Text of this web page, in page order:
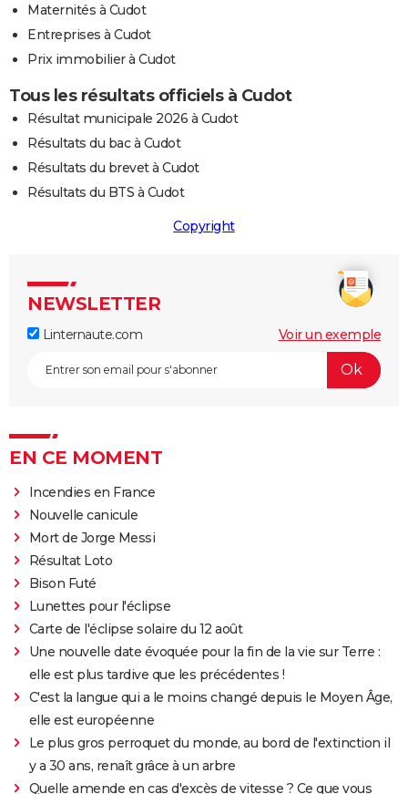
Maternités à Cudot
Entreprises à Cudot
Prix immobilier à Cudot
Tous les résultats officiels à Cudot
Résultat municipale 2026 à Cudot
Résultats du bac à Cudot
Résultats du brevet à Cudot
Résultats du BTS à Cudot
Copyright
NEWSLETTER
Linternaute.com Voir un exemple
EN CE MOMENT
Incendies en France
Nouvelle canicule
Mort de Jorge Messi
Résultat Loto
Bison Futé
Lunettes pour l'éclipse
Carte de l'éclipse solaire du 12 août
Une nouvelle date évoquée pour la fin de la vie sur Terre :
elle est plus tardive que les précédentes !
C'est la langue qui a le moins changé depuis le Moyen Âge,
elle est européenne
Le plus gros perroquet du monde, au bord de l'extinction il
y a 30 ans, renaît grâce à un arbre
Quelle amende en cas d'excès de vitesse ? Ce que vous